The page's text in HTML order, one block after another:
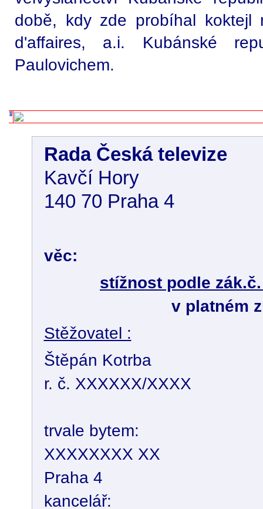
době, kdy zde probíhal koktejl
d'affaires, a.i. Kubánské
Paulovichem.
Rada Česká televize
Kavčí Hory
140 70 Praha 4
věc:
stížnost podle
v platném
Stěžovatel :
Štěpán Kotrba
r. č. XXXXXX/XXXX
trvale bytem:
XXXXXXXX XX
Praha 4
kancelář: